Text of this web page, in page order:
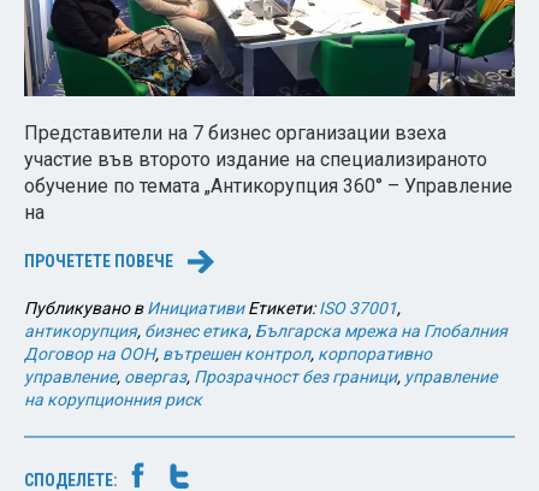
Представители на 7 бизнес организации взеха
участие във второто издание на специализираното
обучение по темата „Антикорупция 360° – Управление
на
ПРОЧЕТЕТЕ ПОВЕЧЕ →
Публикувано вИнициативи Етикети:ISO 37001,
антикорупция, бизнес етика, Българска мрежа на Глобалния
Договор на ООН, вътрешен контрол, корпоративно
управление, овергаз, Прозрачност без граници, управление
на корупционния риск
СПОДЕЛЕТЕ: